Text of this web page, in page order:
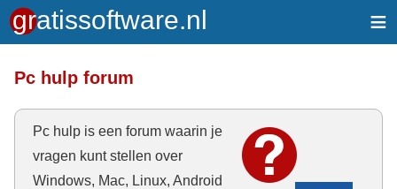
≡
Pc hulp forum
Pc hulp is een forum waarin je
vragen kunt stellen over
Windows, Mac, Linux, Android